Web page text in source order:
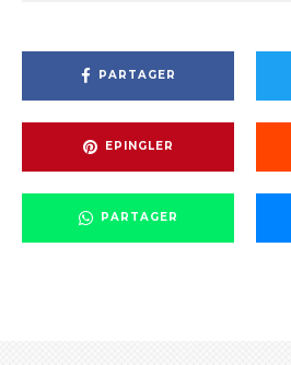
PARTAGER
EPINGLER
PARTAGER